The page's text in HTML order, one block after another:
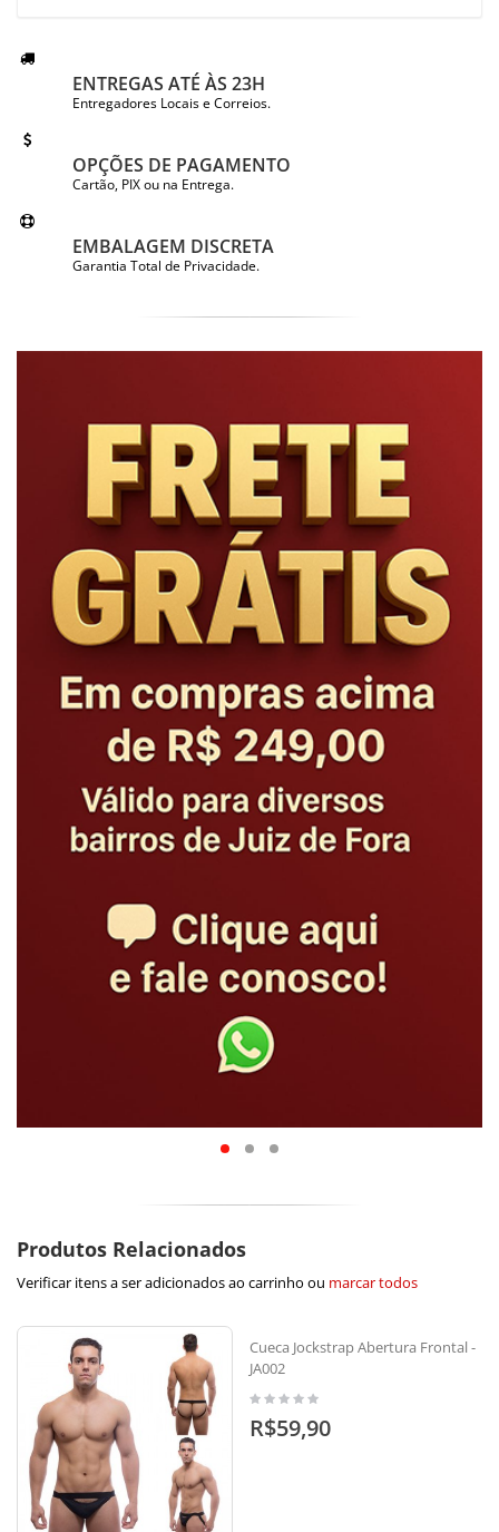
ENTREGAS ATÉ ÀS 23H
Entregadores Locais e Correios.
OPÇÕES DE PAGAMENTO
Cartão, PIX ou na Entrega.
EMBALAGEM DISCRETA
Garantia Total de Privacidade.
Produtos Relacionados
Verificar itens a ser adicionados ao carrinho ou marcar todos
Cueca Jockstrap Abertura Frontal -
JA002
R$59,90